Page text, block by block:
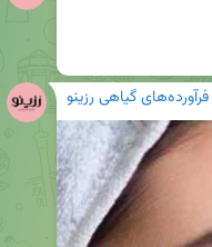
فرآورده‌های گیاهی رزینو